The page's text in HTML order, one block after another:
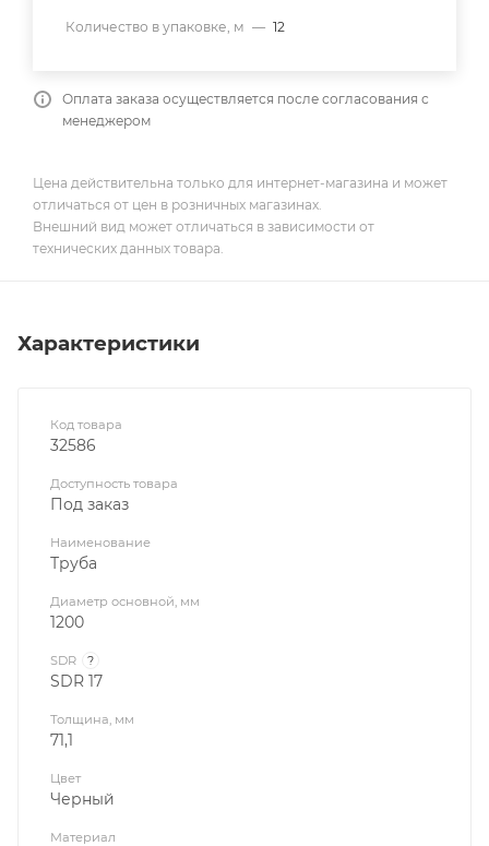
Количество в упаковке, м — 12
Оплата заказа осуществляется после согласования с
менеджером
Цена действительна только для интернет-магазина и может
отличаться от цен в розничных магазинах.
Внешний вид может отличаться в зависимости от
технических данных товара.
Характеристики
Код товара
32586
Доступность товара
Под заказ
Наименование
Труба
Диаметр основной, мм
1200
SDR ?
SDR 17
Толщина, мм
71,1
Цвет
Черный
Материал